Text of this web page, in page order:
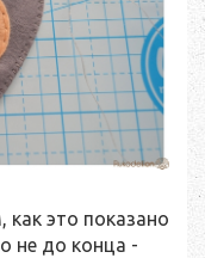
это показано
не до конца -